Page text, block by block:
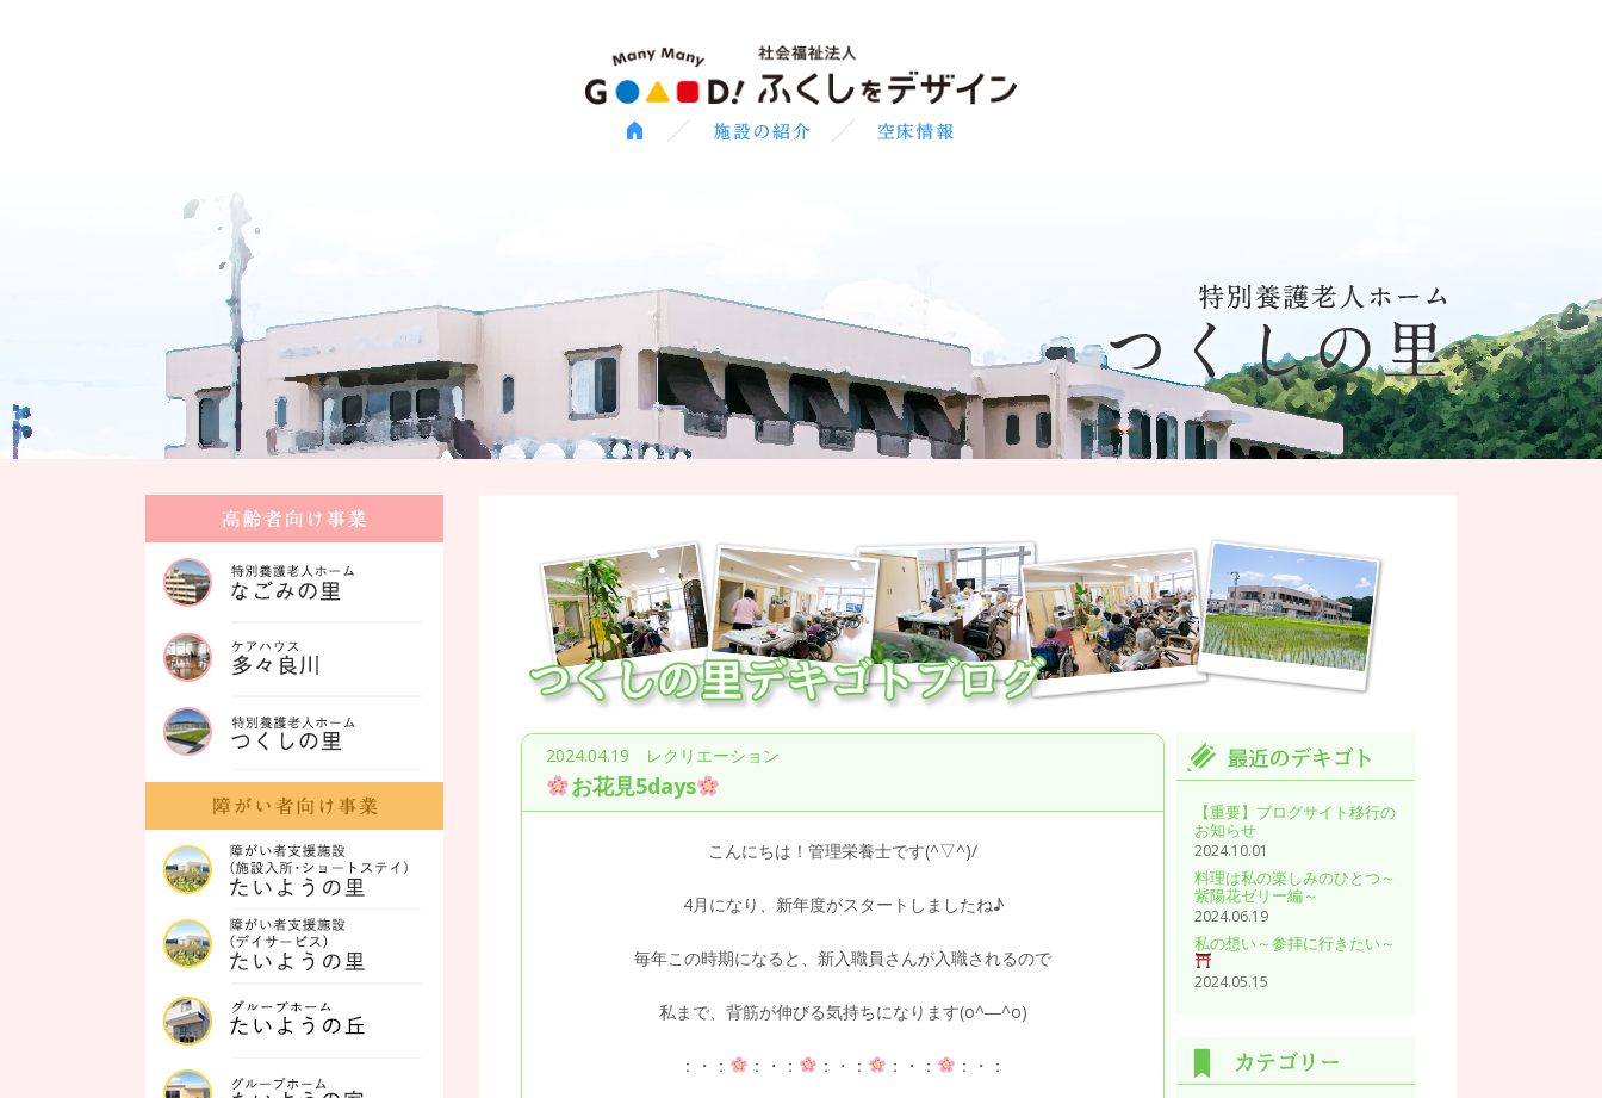
2024.04.19 レクリエーション
お花見5days
こんにちは！管理栄養士です(^▽^)/
4月になり、新年度がスタートしましたね♪
毎年この時期になると、新入職員さんが入職されるので
私まで、背筋が伸びる気持ちになります(o^―^o)
：・： ：・： ：・： ：・： ：・：
【重要】ブログサイト移行の
お知らせ
2024.10.01
料理は私の楽しみのひとつ～
紫陽花ゼリー編～
2024.06.19
私の想い～参拝に行きたい～
2024.05.15